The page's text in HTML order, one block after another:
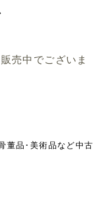
売中でございま
董品･美術品など中古